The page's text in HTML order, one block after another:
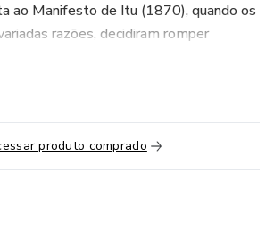
ao Manifesto de Itu (1870), quando os
razões, decidiram romper
raízes culturais.
se lugar comum afirmar que os
ao Brasil para roubar nosso ouro e
os jesuítas vieram para impor sua
que a independência foi uma farsa, que
produto comprado